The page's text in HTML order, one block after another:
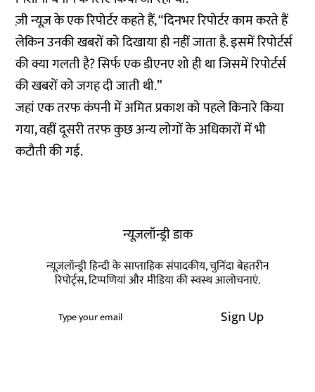
ज़ी न्यूज़ के एक रिपोर्टर कहते हैं, “दिनभर रिपोर्टर काम करते हैं
लेकिन उनकी खबरों को दिखाया ही नहीं जाता है. इसमें रिपोर्टर्स
की क्या गलती है? सिर्फ एक डीएनए शो ही था जिसमें रिपोर्टर्स
की खबरों को जगह दी जाती थी.”
जहां एक तरफ कंपनी में अमित प्रकाश को पहले किनारे किया
गया, वहीं दूसरी तरफ कुछ अन्य लोगों के अधिकारों में भी
कटौती की गई.
न्यूज़लॉन्ड्री डाक
न्यूज़लॉन्ड्री हिन्दी के साप्ताहिक संपादकीय, चुनिंदा बेहतरीन
रिपोर्ट्स, टिप्पणियां और मीडिया की स्वस्थ आलोचनाएं.
Sign Up